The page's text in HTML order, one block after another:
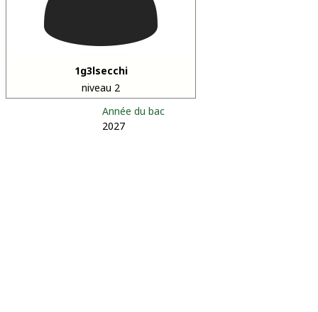
1g3lsecchi
niveau 2
Année du bac
2027